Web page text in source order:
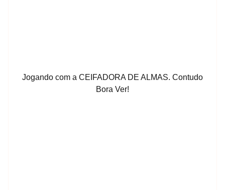
Jogando com a CEIFADORA DE ALMAS. Contudo
Bora Ver!